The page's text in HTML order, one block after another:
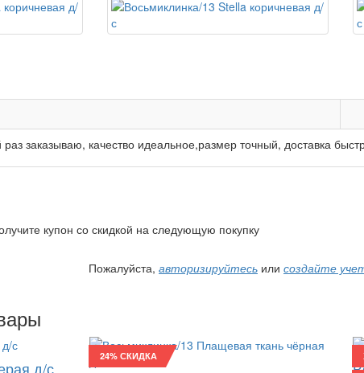
заказываю, качество идеальное,размер точный, доставка
купон со скидкой на следующую покупку
Пожалуйста, авторизируйтесь или создайте
д/с
24% СКИДКА